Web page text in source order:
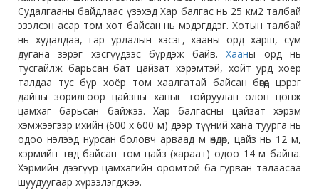
Судалгааны байдлаас үзэхэд Хар балгас нь 25 км2 талбай
эзэлсэн асар том хот байсан нь мэдэгддэг. Хотын талбай
нь худалдаа, гар урлалын хэсэг, хааны орд харш, сүм
дугана зэрэг хэсгүүдээс бүрдэж байв.Хааны орд нь
тусгайлж барьсан бат цайзат хэрэмтэй, хойт урд хоёр
талдаа тус бүр хоёр том хаалгатай байсан бөгөөд цэрэг
дайны зорилгоор цайзны ханыг тойруулан олон цонж
цамхаг барьсан байжээ. Хар балгасны цайзат хэрэм
хэмжээгээр ихийн (600 x 600 м) дээр түүний хана туурга нь
одоо нэлээд нурсан боловч арваад м өндөр, цайз нь 12 м,
хэрмийн төвд байсан том цайз (хараат) одоо 14 м байна.
Хэрмийн дээгүүр цамхагийн оромтой ба гурван талаасаа
шуудуугаар хүрээлэгджээ.